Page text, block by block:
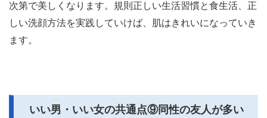
次第で美しくなります。規則正しい生活習慣と食生活、正
しい洗顔方法を実践していけば、肌はきれいになっていき
ます。
いい男・いい女の共通点⑨同性の友人が多い